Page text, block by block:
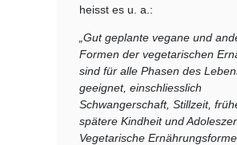
heisst es u. a.:
„Gut geplante vegane und
Formen der vegetarischen
sind für alle Phasen des
geeignet, einschliesslich
Schwangerschaft, Stillzeit,
spätere Kindheit und
Vegetarische